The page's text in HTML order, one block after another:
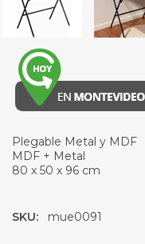
Plegable Metal y MDF
MDF + Metal
80 x 50 x 96 cm
SKU: mue0091